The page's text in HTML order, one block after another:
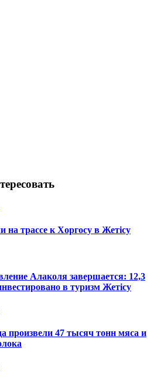
на трассе к Хоргосу в Жетісу
Алаколя завершается: 12,3
в туризм Жетісу
произвели 47 тысяч тонн мяса и